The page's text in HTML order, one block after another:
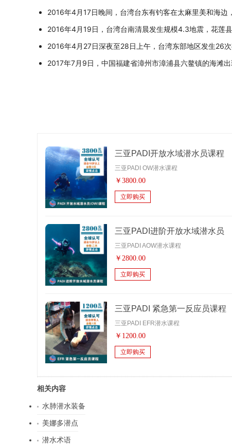
2016年4月17日晚间，台湾台东有钓客在太麻里美和海
2016年4月19日，台湾台南清晨发生规模4.3地震，花莲
2016年4月27日深夜至28日上午，台湾东部地区发生26
2017年7月9日，中国福建省漳州市漳浦县六鳌镇的海滩出
三亚PADI开放水域潜水员课程
三亚PADI OW潜水课程
￥ 3800.00
立即购买
三亚PADI进阶开放水域潜水员
三亚PADI AOW潜水课程
￥ 2800.00
立即购买
三亚PADI 紧急第一反应员课程
三亚PADI EFR潜水课程
￥ 1200.00
立即购买
相关内容
水肺潜水装备
美娜多潜点
潜水术语